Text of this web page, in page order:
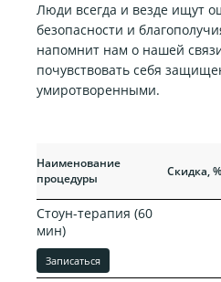
Люди всегда и везде ищут
безопасности и
напомнит нам о нашей
почувствовать себя
умиротворенными.
Наименование
процедуры
Скидка, %
Стоун-терапия (60
мин)
Записаться